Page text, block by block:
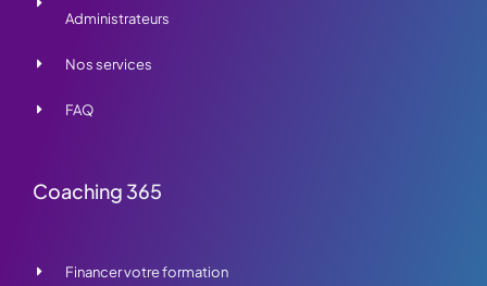
Administrateurs
Nos services
FAQ
Coaching 365
Financer votre formation